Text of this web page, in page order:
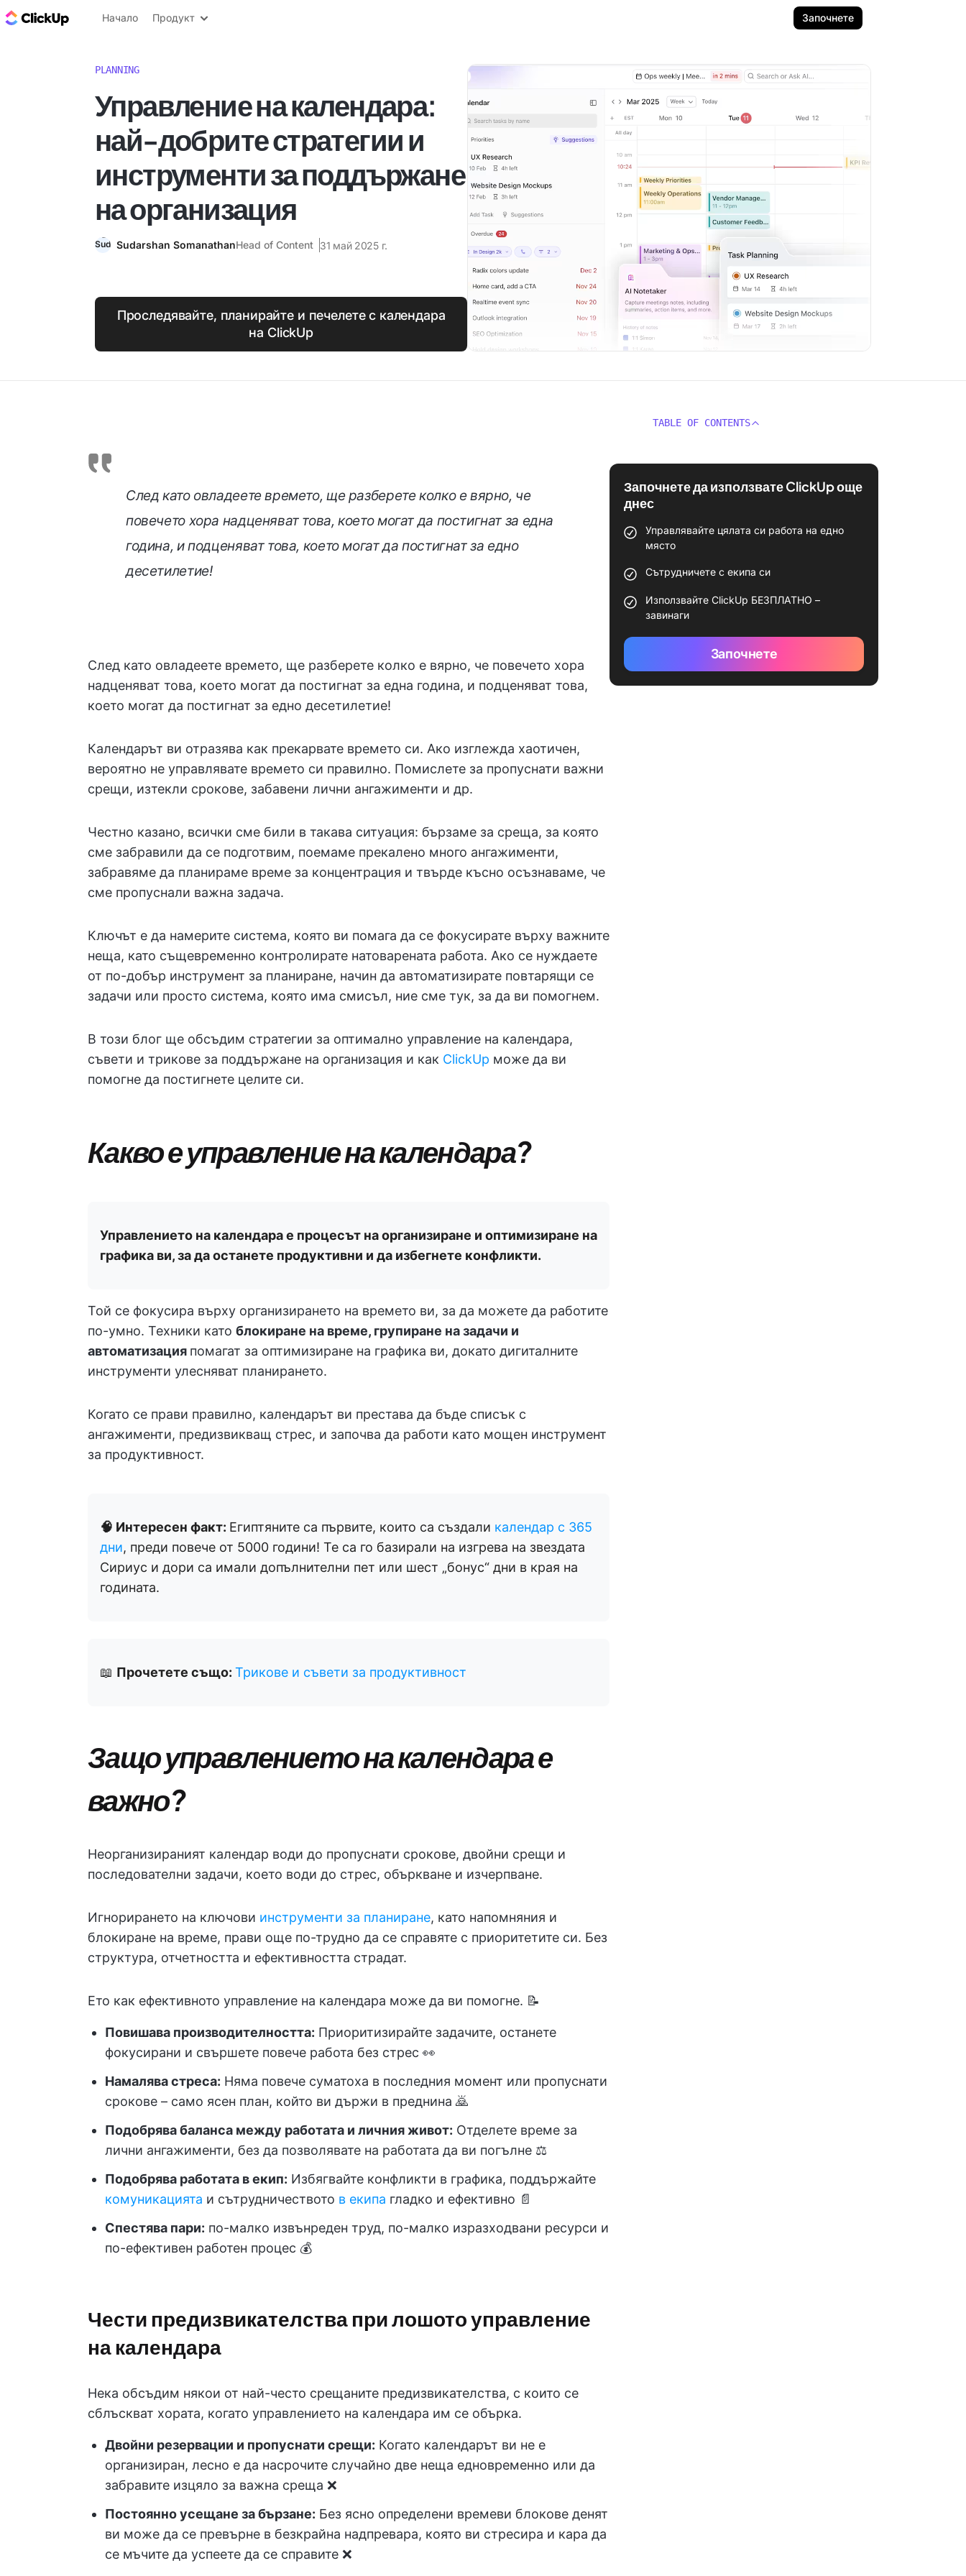
ClickUp блог
Начало Продукт Започнете
PLANNING
Управление на календара:
най-добрите стратегии и
инструменти за поддържане
на организация
Sudarshan SomanathanHead of Content 31 май 2025 г.
Проследявайте, планирайте и печелете с календара
на ClickUp
След като овладеете времето, ще разберете колко е вярно, че
повечето хора надценяват това, което могат да постигнат за една
година, и подценяват това, което могат да постигнат за едно
десетилетие!
След като овладеете времето, ще разберете колко е вярно, че повечето хора
надценяват това, което могат да постигнат за една година, и подценяват това,
което могат да постигнат за едно десетилетие!
Календарът ви отразява как прекарвате времето си. Ако изглежда хаотичен,
вероятно не управлявате времето си правилно. Помислете за пропуснати важни
срещи, изтекли срокове, забавени лични ангажименти и др.
Честно казано, всички сме били в такава ситуация: бързаме за среща, за която
сме забравили да се подготвим, поемаме прекалено много ангажименти,
забравяме да планираме време за концентрация и твърде късно осъзнаваме, че
сме пропуснали важна задача.
Ключът е да намерите система, която ви помага да се фокусирате върху важните
неща, като същевременно контролирате натоварената работа. Ако се нуждаете
от по-добър инструмент за планиране, начин да автоматизирате повтарящи се
задачи или просто система, която има смисъл, ние сме тук, за да ви помогнем.
В този блог ще обсъдим стратегии за оптимално управление на календара,
съвети и трикове за поддържане на организация и как ClickUp може да ви
помогне да постигнете целите си.
Какво е управление на календара?
Управлението на календара е процесът на организиране и оптимизиране на
графика ви, за да останете продуктивни и да избегнете конфликти.
Той се фокусира върху организирането на времето ви, за да можете да работите
по-умно. Техники като блокиране на време, групиране на задачи и
автоматизация помагат за оптимизиране на графика ви, докато дигиталните
инструменти улесняват планирането.
Когато се прави правилно, календарът ви престава да бъде списък с
ангажименти, предизвикващ стрес, и започва да работи като мощен инструмент
за продуктивност.
🧠 Интересен факт: Египтяните са първите, които са създали календар с 365
дни, преди повече от 5000 години! Те са го базирали на изгрева на звездата
Сириус и дори са имали допълнителни пет или шест „бонус“ дни в края на
годината.
📖 Прочетете също: Трикове и съвети за продуктивност
Защо управлението на календара е
важно?
Неорганизираният календар води до пропуснати срокове, двойни срещи и
последователни задачи, което води до стрес, объркване и изчерпване.
Игнорирането на ключови инструменти за планиране, като напомняния и
блокиране на време, прави още по-трудно да се справяте с приоритетите си. Без
структура, отчетността и ефективността страдат.
Ето как ефективното управление на календара може да ви помогне. 📝
Повишава производителността: Приоритизирайте задачите, останете
фокусирани и свършете повече работа без стрес 👀
Намалява стреса: Няма повече суматоха в последния момент или пропуснати
срокове – само ясен план, който ви държи в преднина 🙇
Подобрява баланса между работата и личния живот: Отделете време за
лични ангажименти, без да позволявате на работата да ви погълне ⚖️
Подобрява работата в екип: Избягвайте конфликти в графика, поддържайте
комуникацията и сътрудничеството в екипа гладко и ефективно 📄
Спестява пари: по-малко извънреден труд, по-малко изразходвани ресурси и
по-ефективен работен процес 💰
Чести предизвикателства при лошото управление
на календара
Нека обсъдим някои от най-често срещаните предизвикателства, с които се
сблъскват хората, когато управлението на календара им се обърка.
Двойни резервации и пропуснати срещи: Когато календарът ви не е
организиран, лесно е да насрочите случайно две неща едновременно или да
забравите изцяло за важна среща ❌
Постоянно усещане за бързане: Без ясно определени времеви блокове денят
ви може да се превърне в безкрайна надпревара, която ви стресира и кара да
се мъчите да успеете да се справите ❌
TABLE OF CONTENTS
Започнете да използвате ClickUp още
днес
Управлявайте цялата си работа на едно
място
Сътрудничете с екипа си
Използвайте ClickUp БЕЗПЛАТНО –
завинаги
Започнете